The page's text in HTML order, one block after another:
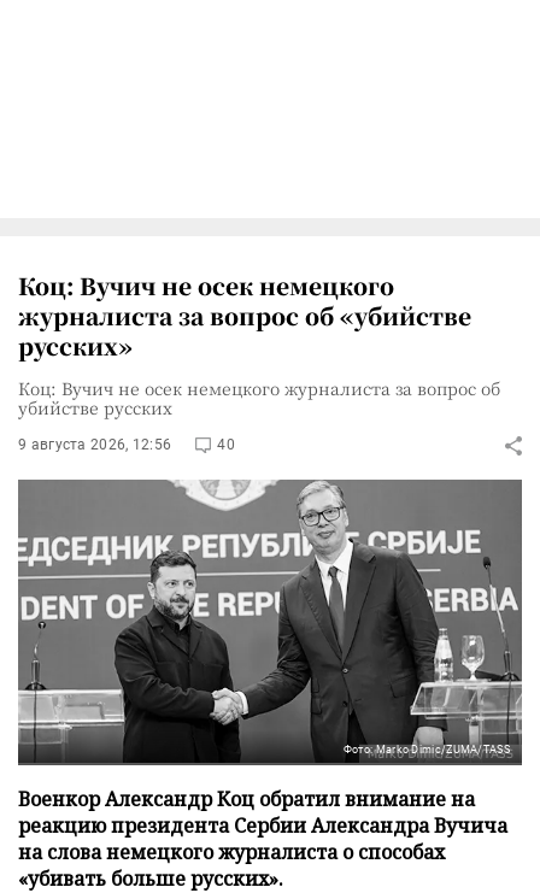
Коц: Вучич не осек немецкого
журналиста за вопрос об «убийстве
русских»
Коц: Вучич не осек немецкого журналиста за вопрос об
убийстве русских
9 августа 2026, 12:56 40
Фото: Marko Dimic/ZUMA/TASS
Военкор Александр Коц обратил внимание на
реакцию президента Сербии Александра Вучича
на слова немецкого журналиста о способах
«убивать больше русских».